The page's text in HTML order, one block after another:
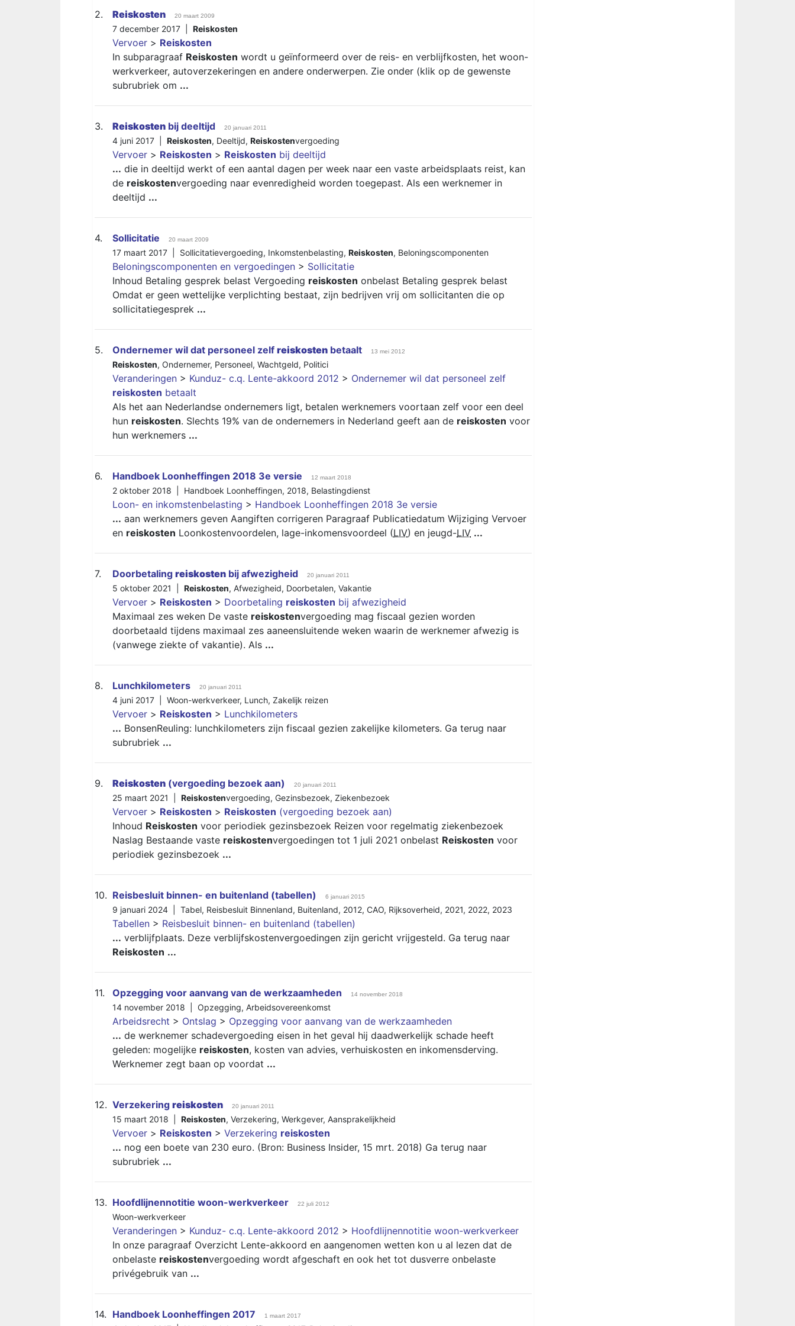
2. Reiskosten 20 maart 2009
7 december 2017 | Reiskosten
Vervoer > Reiskosten
In subparagraaf Reiskosten wordt u geïnformeerd over de reis- en verblijfkosten, het woon-
werkverkeer, autoverzekeringen en andere onderwerpen. Zie onder (klik op de gewenste
subrubriek om ...
3. Reiskosten bij deeltijd 20 januari 2011
4 juni 2017 | Reiskosten, Deeltijd, Reiskostenvergoeding
Vervoer > Reiskosten > Reiskosten bij deeltijd
... die in deeltijd werkt of een aantal dagen per week naar een vaste arbeidsplaats reist, kan
de reiskostenvergoeding naar evenredigheid worden toegepast. Als een werknemer in
deeltijd ...
4. Sollicitatie 20 maart 2009
17 maart 2017 | Sollicitatievergoeding, Inkomstenbelasting, Reiskosten, Beloningscomponenten
Beloningscomponenten en vergoedingen > Sollicitatie
Inhoud Betaling gesprek belast Vergoeding reiskosten onbelast Betaling gesprek belast
Omdat er geen wettelijke verplichting bestaat, zijn bedrijven vrij om sollicitanten die op
sollicitatiegesprek ...
5. Ondernemer wil dat personeel zelf reiskosten betaalt 13 mei 2012
Reiskosten, Ondernemer, Personeel, Wachtgeld, Politici
Veranderingen > Kunduz- c.q. Lente-akkoord 2012 > Ondernemer wil dat personeel zelf
reiskosten betaalt
Als het aan Nederlandse ondernemers ligt, betalen werknemers voortaan zelf voor een deel
hun reiskosten. Slechts 19% van de ondernemers in Nederland geeft aan de reiskosten voor
hun werknemers ...
6. Handboek Loonheffingen 2018 3e versie 12 maart 2018
2 oktober 2018 | Handboek Loonheffingen, 2018, Belastingdienst
Loon- en inkomstenbelasting > Handboek Loonheffingen 2018 3e versie
... aan werknemers geven Aangiften corrigeren Paragraaf Publicatiedatum Wijziging Vervoer
en reiskosten Loonkostenvoordelen, lage-inkomensvoordeel (LIV) en jeugd-LIV ...
7. Doorbetaling reiskosten bij afwezigheid 20 januari 2011
5 oktober 2021 | Reiskosten, Afwezigheid, Doorbetalen, Vakantie
Vervoer > Reiskosten > Doorbetaling reiskosten bij afwezigheid
Maximaal zes weken De vaste reiskostenvergoeding mag fiscaal gezien worden
doorbetaald tijdens maximaal zes aaneensluitende weken waarin de werknemer afwezig is
(vanwege ziekte of vakantie). Als ...
8. Lunchkilometers 20 januari 2011
4 juni 2017 | Woon-werkverkeer, Lunch, Zakelijk reizen
Vervoer > Reiskosten > Lunchkilometers
... BonsenReuling: lunchkilometers zijn fiscaal gezien zakelijke kilometers. Ga terug naar
subrubriek ...
9. Reiskosten (vergoeding bezoek aan) 20 januari 2011
25 maart 2021 | Reiskostenvergoeding, Gezinsbezoek, Ziekenbezoek
Vervoer > Reiskosten > Reiskosten (vergoeding bezoek aan)
Inhoud Reiskosten voor periodiek gezinsbezoek Reizen voor regelmatig ziekenbezoek
Naslag Bestaande vaste reiskostenvergoedingen tot 1 juli 2021 onbelast Reiskosten voor
periodiek gezinsbezoek ...
10. Reisbesluit binnen- en buitenland (tabellen) 6 januari 2015
9 januari 2024 | Tabel, Reisbesluit Binnenland, Buitenland, 2012, CAO, Rijksoverheid, 2021, 2022, 2023
Tabellen > Reisbesluit binnen- en buitenland (tabellen)
... verblijfplaats. Deze verblijfskostenvergoedingen zijn gericht vrijgesteld. Ga terug naar
Reiskosten ...
11. Opzegging voor aanvang van de werkzaamheden 14 november 2018
14 november 2018 | Opzegging, Arbeidsovereenkomst
Arbeidsrecht > Ontslag > Opzegging voor aanvang van de werkzaamheden
... de werknemer schadevergoeding eisen in het geval hij daadwerkelijk schade heeft
geleden: mogelijke reiskosten, kosten van advies, verhuiskosten en inkomensderving.
Werknemer zegt baan op voordat ...
12. Verzekering reiskosten 20 januari 2011
15 maart 2018 | Reiskosten, Verzekering, Werkgever, Aansprakelijkheid
Vervoer > Reiskosten > Verzekering reiskosten
... nog een boete van 230 euro. (Bron: Business Insider, 15 mrt. 2018) Ga terug naar
subrubriek ...
13. Hoofdlijnennotitie woon-werkverkeer 22 juli 2012
Woon-werkverkeer
Veranderingen > Kunduz- c.q. Lente-akkoord 2012 > Hoofdlijnennotitie woon-werkverkeer
In onze paragraaf Overzicht Lente-akkoord en aangenomen wetten kon u al lezen dat de
onbelaste reiskostenvergoeding wordt afgeschaft en ook het tot dusverre onbelaste
privégebruik van ...
14. Handboek Loonheffingen 2017 1 maart 2017